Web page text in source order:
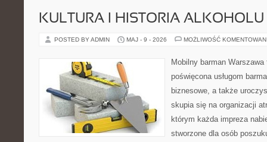
KULTURA I HISTORIA ALKOHOLU
POSTED BY ADMIN MAJ - 9 - 2026 MOŻLIWOŚĆ
Mobilny barman
poświęcona usługom
biznesowe, a także
skupia się na organizacji
którym każda impreza
stworzone dla osób